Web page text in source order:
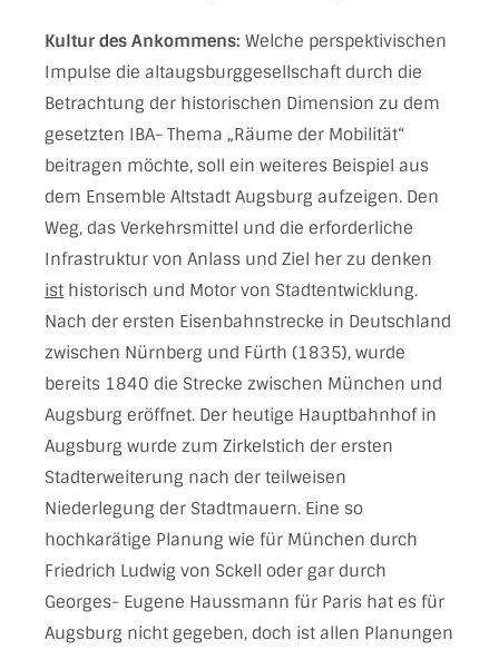
Kultur des Ankommens: Welche perspektivischen
Impulse die altaugsburggesellschaft durch die
Betrachtung der historischen Dimension zu dem
gesetzten IBA- Thema „Räume der Mobilität“
beitragen möchte, soll ein weiteres Beispiel aus
dem Ensemble Altstadt Augsburg aufzeigen. Den
Weg, das Verkehrsmittel und die erforderliche
Infrastruktur von Anlass und Ziel her zu denken
ist historisch und Motor von Stadtentwicklung.
Nach der ersten Eisenbahnstrecke in Deutschland
zwischen Nürnberg und Fürth (1835), wurde
bereits 1840 die Strecke zwischen München und
Augsburg eröffnet. Der heutige Hauptbahnhof in
Augsburg wurde zum Zirkelstich der ersten
Stadterweiterung nach der teilweisen
Niederlegung der Stadtmauern. Eine so
hochkarätige Planung wie für München durch
Friedrich Ludwig von Sckell oder gar durch
Georges- Eugene Haussmann für Paris hat es für
Augsburg nicht gegeben, doch ist allen Planungen